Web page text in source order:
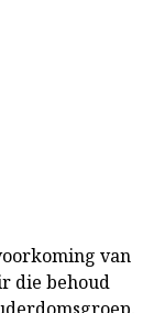
van
die behoud